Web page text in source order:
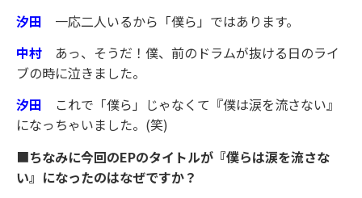
汐田 一応二人いるから「僕ら」ではあります。
中村 あっ、そうだ！僕、前のドラムが抜ける日のライ
ブの時に泣きました。
汐田 これで「僕ら」じゃなくて『僕は涙を流さない』
になっちゃいました。(笑)
■ちなみに今回のEPのタイトルが『僕らは涙を流さな
い』になったのはなぜですか？